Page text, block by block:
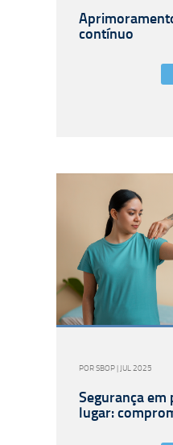
contínuo
POR SBOP | JUL 2025
Segurança
lugar: